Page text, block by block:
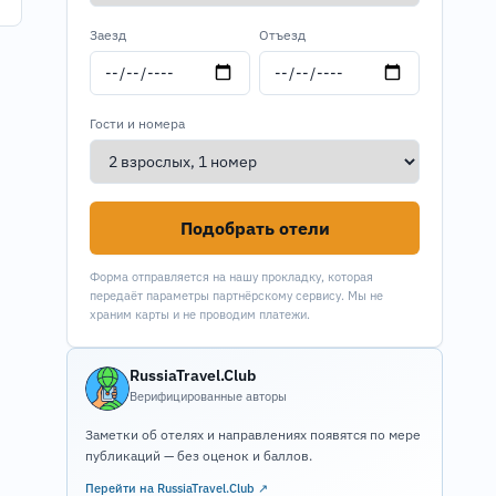
Заезд Отъезд
Гости и номера
Подобрать отели
Форма отправляется на нашу прокладку, которая
передаёт параметры партнёрскому сервису. Мы не
храним карты и не проводим платежи.
RussiaTravel.Club
Верифицированные авторы
Заметки об отелях и направлениях появятся по мере
публикаций — без оценок и баллов.
Перейти на RussiaTravel.Club ↗